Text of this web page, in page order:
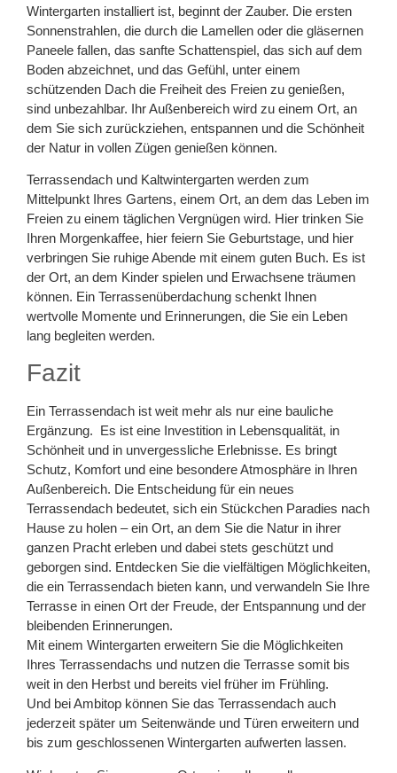
Wintergarten installiert ist, beginnt der Zauber. Die ersten
Sonnenstrahlen, die durch die Lamellen oder die gläsernen
Paneele fallen, das sanfte Schattenspiel, das sich auf dem
Boden abzeichnet, und das Gefühl, unter einem
schützenden Dach die Freiheit des Freien zu genießen,
sind unbezahlbar. Ihr Außenbereich wird zu einem Ort, an
dem Sie sich zurückziehen, entspannen und die Schönheit
der Natur in vollen Zügen genießen können.
Terrassendach und Kaltwintergarten werden zum
Mittelpunkt Ihres Gartens, einem Ort, an dem das Leben im
Freien zu einem täglichen Vergnügen wird. Hier trinken Sie
Ihren Morgenkaffee, hier feiern Sie Geburtstage, und hier
verbringen Sie ruhige Abende mit einem guten Buch. Es ist
der Ort, an dem Kinder spielen und Erwachsene träumen
können. Ein Terrassenüberdachung schenkt Ihnen
wertvolle Momente und Erinnerungen, die Sie ein Leben
lang begleiten werden.
Fazit
Ein Terrassendach ist weit mehr als nur eine bauliche
Ergänzung. Es ist eine Investition in Lebensqualität, in
Schönheit und in unvergessliche Erlebnisse. Es bringt
Schutz, Komfort und eine besondere Atmosphäre in Ihren
Außenbereich. Die Entscheidung für ein neues
Terrassendach bedeutet, sich ein Stückchen Paradies nach
Hause zu holen – ein Ort, an dem Sie die Natur in ihrer
ganzen Pracht erleben und dabei stets geschützt und
geborgen sind. Entdecken Sie die vielfältigen Möglichkeiten,
die ein Terrassendach bieten kann, und verwandeln Sie Ihre
Terrasse in einen Ort der Freude, der Entspannung und der
bleibenden Erinnerungen.
Mit einem Wintergarten erweitern Sie die Möglichkeiten
Ihres Terrassendachs und nutzen die Terrasse somit bis
weit in den Herbst und bereits viel früher im Frühling.
Und bei Ambitop können Sie das Terrassendach auch
jederzeit später um Seitenwände und Türen erweitern und
bis zum geschlossenen Wintergarten aufwerten lassen.